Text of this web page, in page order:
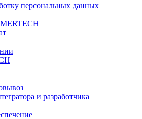
персональных данных
и разработчика